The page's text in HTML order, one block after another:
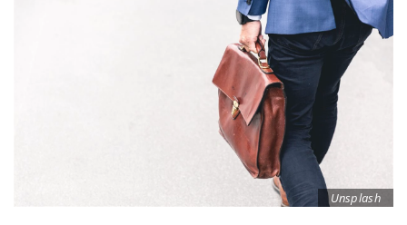
Unsplash